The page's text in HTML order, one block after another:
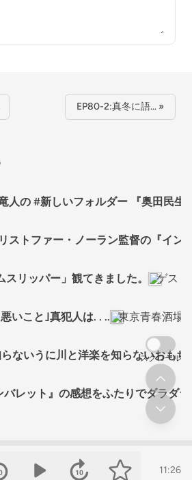
11:26
EP80-2:真冬に語… »
人の #新しいフォルダー 『奥田民
ストファー・ノーラン監督の『イン
スリッパー」観てきました。 ゲスト
いこと｣真犯人は. . .. 東京青春酒場
ないうに川と洋楽を知らないおもち
レット』の感想をふたりでダラダ
スクロール